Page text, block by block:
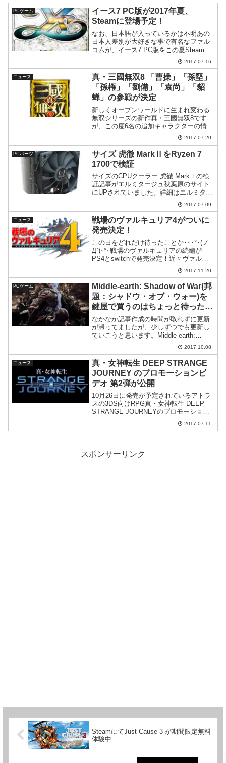
PCゲーム
イース7 PC版が2017年夏、
Steamに登場予定！
なお、日本語が入っているかは不明あの
日本人差別が大好きな事で有名なファル
コムが、イース7 PC版をこの夏Steamで
発売予定とgematsu.comが報じていま
す。かつてPSPで発売されたイース7の移
植作となります。↓gematsu.com...
2017.07.16
ニュース
真・三國無双8 「曹操」「孫堅」
「孫権」「劉備」「袁尚」「貂
蝉」の参戦が決定
新しくオープンワールドに生まれ変わる
無双シリーズの新作真・三國無双8です
が、この度6名の追加キャラクターの情報
が公開されました。今回発表されたのは
「曹操」「孫堅」「孫権」「劉備」「袁
尚」「貂蝉」の6名です。公式サイトでも
情報が確認できます。...
2017.07.20
PCパーツ
サイズ 虎徹 MarkⅡをRyzen 7
1700で検証
サイズのCPUクーラー 虎徹 MarkⅡの検
証記事がエルミタージュ秋葉原のサイト
にUPされていました。詳細はエルミター
ジュ秋葉原のサイトをご覧頂くとして、
今回検証に用いたCPUは今注目の
「Ryzen 7 1700」を選択してあり、とて
も興味...
2017.07.09
ニュース
戦場のヴァルキュリア4がついに
発売決定！
この日をどれだけ待ったことか･･･°･(ノ
Д`)･°･戦場のヴァルキュリアの続編が
PS4とswitchで発売決定！近々ヴァルキ
ュリアシリーズに関する発表があるよー
と先日よりアナウンスされていました
が、なんと戦場のヴァルキュリアの正当
な続編、...
2017.11.20
PCゲーム
Middle-earth: Shadow of War(邦
題：シャドウ・オブ・ウォー)を
鍵屋で買うのはちょっと待ったほ
うが良いかも
なかなか記事作成の時間が取れずに更新
が滞ってましたが、少しずつでも更新し
ていこうと思います。Middle-earth:
Shadow of War 好評のようですさて、件
名にもありますようにMiddle-earth:
Shadow of W...
2017.10.08
ニュース
真・女神転生 DEEP STRANGE
JOURNEY のプロモーションビ
デオ 第2弾が公開
10月26日に発売が予定されているアトラ
スの3DS向けRPG真・女神転生 DEEP
STRANGE JOURNEYのプロモーション
ビデオ第2弾が発表されました。本作品は
過去に発売されたDS向けの真・女神転生
2017.07.11
スポンサーリンク
SteamにてJust Cause 3 が期間限定無料
体験中